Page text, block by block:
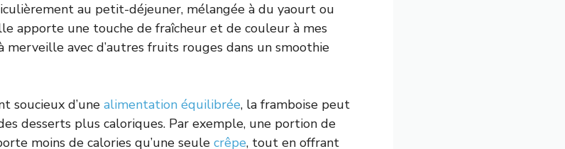
au petit-déjeuner, mélangée à du yaourt ou
apporte une touche de fraîcheur et de couleur à mes
merveille avec d’autres fruits rouges dans un smoothie
soucieux d’une alimentation équilibrée, la framboise peut
desserts plus caloriques. Par exemple, une portion de
moins de calories qu’une seule crêpe, tout en offrant